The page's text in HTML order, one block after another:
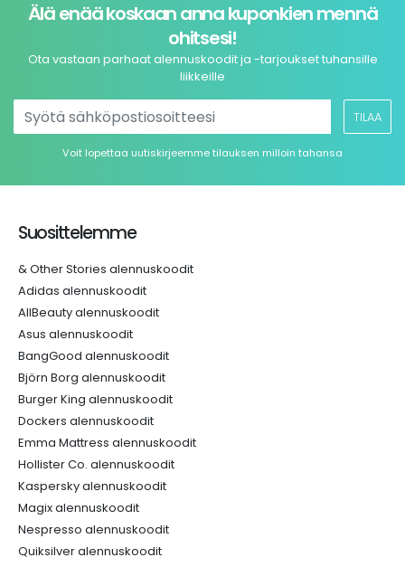
Älä enää koskaan anna kuponkien mennä
ohitsesi!
Ota vastaan parhaat alennuskoodit ja -tarjoukset tuhansille
liikkeille
TILAA
Voit lopettaa uutiskirjeemme tilauksen milloin tahansa
Suosittelemme
& Other Stories alennuskoodit
Adidas alennuskoodit
AllBeauty alennuskoodit
Asus alennuskoodit
BangGood alennuskoodit
Björn Borg alennuskoodit
Burger King alennuskoodit
Dockers alennuskoodit
Emma Mattress alennuskoodit
Hollister Co. alennuskoodit
Kaspersky alennuskoodit
Magix alennuskoodit
Nespresso alennuskoodit
Quiksilver alennuskoodit